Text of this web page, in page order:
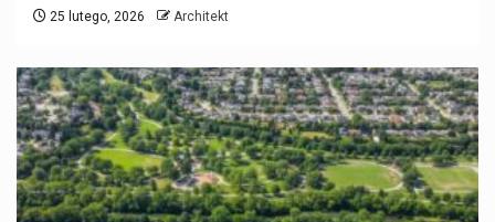
25 lutego, 2026 Architekt